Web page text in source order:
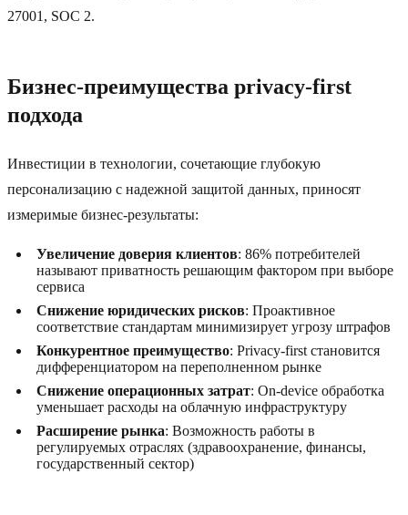
27001, SOC 2.
Бизнес-преимущества privacy-first
подхода
Инвестиции в технологии, сочетающие глубокую
персонализацию с надежной защитой данных, приносят
измеримые бизнес-результаты:
Увеличение доверия клиентов: 86% потребителей
называют приватность решающим фактором при выборе
сервиса
Снижение юридических рисков: Проактивное
соответствие стандартам минимизирует угрозу штрафов
Конкурентное преимущество: Privacy-first становится
дифференциатором на переполненном рынке
Снижение операционных затрат: On-device обработка
уменьшает расходы на облачную инфраструктуру
Расширение рынка: Возможность работы в
регулируемых отраслях (здравоохранение, финансы,
государственный сектор)